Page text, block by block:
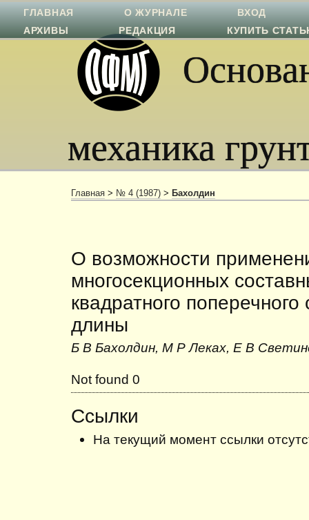
механика
ГЛАВНАЯ О ЖУРНАЛЕ
ВХОД
АРХИВЫ
РЕДАКЦИЯ КУПИТЬ
Главная > № 4 (1987) > Бахолдин
О возможности
многосекционных
квадратного
длины
Б В Бахолдин, М Р Леках, Е В
Not found 0
Ссылки
На текущий момент ссылки